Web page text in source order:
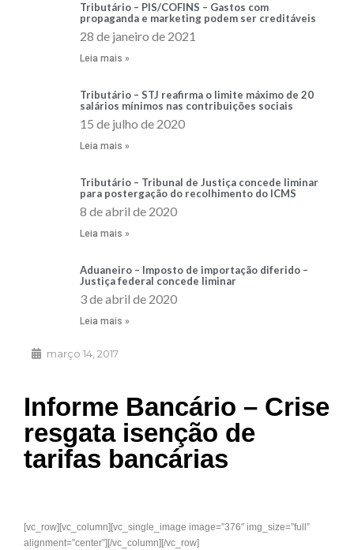
março 14, 2017
Informe Bancário – Crise
resgata isenção de
tarifas bancárias
[vc_row][vc_column][vc_single_image image=”376″ img_size=”full”
alignment=”center”][/vc_column][/vc_row]
Tributário – PIS/COFINS – Gastos com
propaganda e marketing podem ser creditáveis
28 de janeiro de 2021
Leia mais »
Tributário – STJ reafirma o limite máximo de 20
salários mínimos nas contribuições sociais
15 de julho de 2020
Leia mais »
Tributário – Tribunal de Justiça concede liminar
para postergação do recolhimento do ICMS
8 de abril de 2020
Leia mais »
Aduaneiro – Imposto de importação diferido –
Justiça federal concede liminar
3 de abril de 2020
Leia mais »